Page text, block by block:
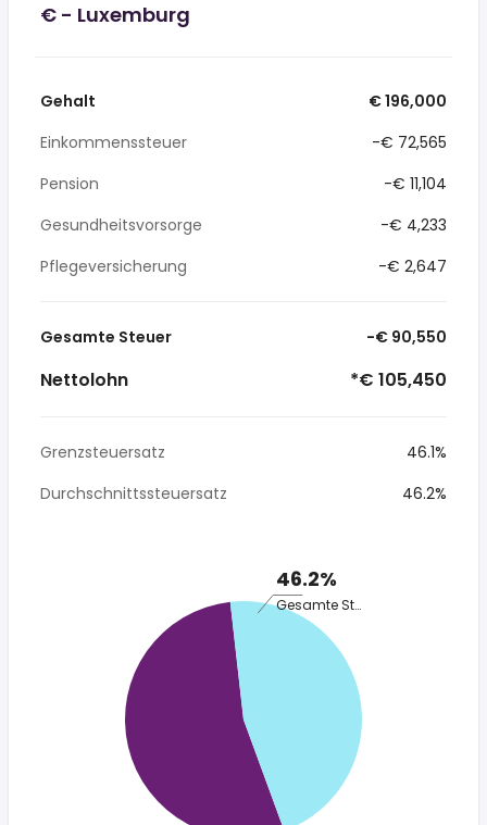
€ - Luxemburg
Gehalt
€ 196,000
Einkommenssteuer
-€ 72,565
Pension
-€ 11,104
Gesundheitsvorsorge
-€ 4,233
Pflegeversicherung
-€ 2,647
Gesamte Steuer -€ 90,550
Nettolohn *€ 105,450
Grenzsteuersatz
46.1%
Durchschnittssteuersatz
46.2%
46.2%
Gesamte Steuer